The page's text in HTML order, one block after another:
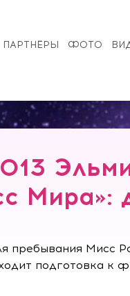
ПАРТНЁРЫ ФОТО
пребывания Мисс
подготовка к